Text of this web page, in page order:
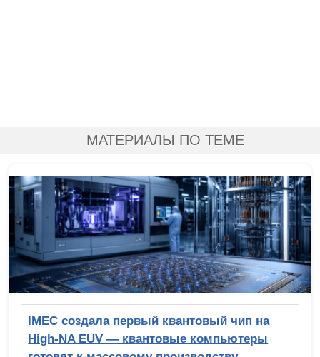
МАТЕРИАЛЫ ПО ТЕМЕ
IMEC создала первый квантовый чип на
High-NA EUV — квантовые компьютеры